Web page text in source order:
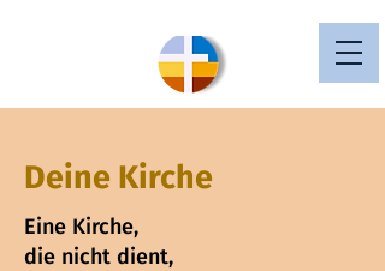
Deine Kirche
Eine Kirche,
die nicht dient,